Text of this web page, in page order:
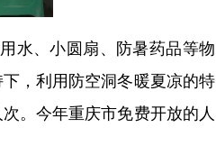
水、小圆扇、防暑药品等物
，利用防空洞冬暖夏凉的特
。今年重庆市免费开放的人